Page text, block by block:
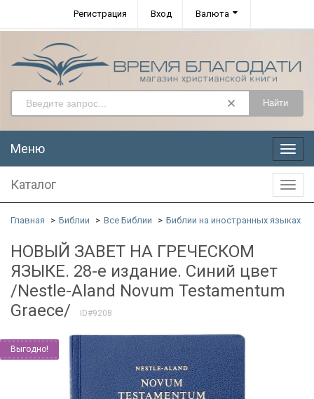
Регистрация Вход Валюта
Найти
Меню
Меню
Каталог
Главная Библии Все Библии Библии на иностранных языках
НОВЫЙ ЗАВЕТ НА ГРЕЧЕСКОМ
ЯЗЫКЕ. 28-е издание. Синий цвет
/Nestle-Aland Novum Testamentum
Graece/
ID#9208
Выгодно!